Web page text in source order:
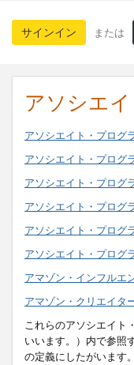
サインイン または
アソシエ
アソシエイト・プログ
アソシエイト・プログ
アソシエイト・プログ
アソシエイト・プログ
アソシエイト・プログ
アソシエイト・プログ
アマゾン・インフルエ
アマゾン・クリエイタ
これらのアソシエイト
いいます。）内で参照
の定義にしたがいます